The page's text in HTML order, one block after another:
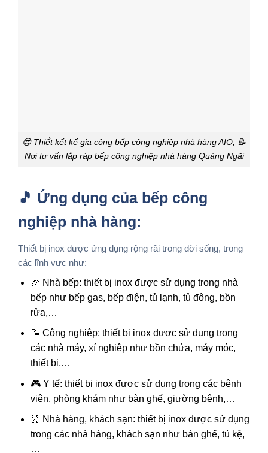
😎 Thiế́t kết kế gia công bếp công nghiệp nhà hàng AIO, 📝
Nơi tư vấn lắp ráp bếp công nghiệp nhà hàng Quảng Ngãi
🎵 Ứng dụng của bếp công
nghiệp nhà hàng:
Thiết bị inox được ứng dụng rộng rãi trong đời sống, trong
các lĩnh vực như:
🎉 Nhà bếp: thiết bị inox được sử dụng trong nhà
bếp như bếp gas, bếp điện, tủ lạnh, tủ đông, bồn
rửa,…
📝 Công nghiệp: thiết bị inox được sử dụng trong
các nhà máy, xí nghiệp như bồn chứa, máy móc,
thiết bị,…
🎮 Y tế: thiết bị inox được sử dụng trong các bệnh
viện, phòng khám như bàn ghế, giường bệnh,…
⏰ Nhà hàng, khách sạn: thiết bị inox được sử dụng
trong các nhà hàng, khách sạn như bàn ghế, tủ kệ,
…